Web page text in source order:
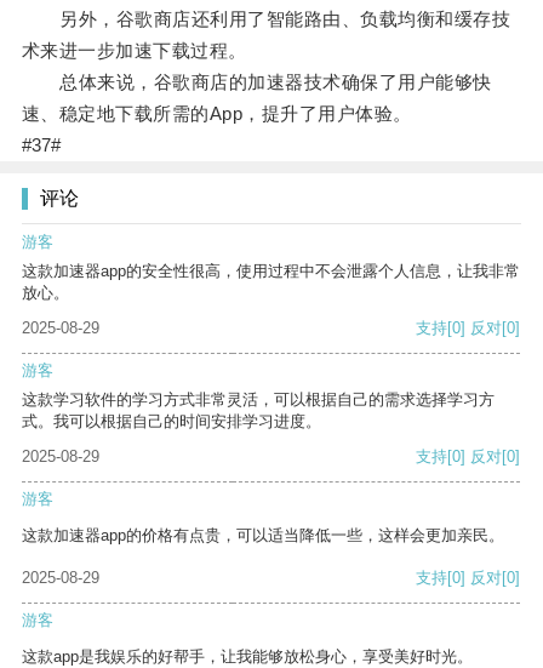
另外，谷歌商店还利用了智能路由、负载均衡和缓存技
术来进一步加速下载过程。
总体来说，谷歌商店的加速器技术确保了用户能够快
速、稳定地下载所需的App，提升了用户体验。
#37#
评论
游客
这款加速器app的安全性很高，使用过程中不会泄露个人信息，让我非常
放心。
2025-08-29
支持[0] 反对[0]
游客
这款学习软件的学习方式非常灵活，可以根据自己的需求选择学习方
式。我可以根据自己的时间安排学习进度。
2025-08-29
支持[0] 反对[0]
游客
这款加速器app的价格有点贵，可以适当降低一些，这样会更加亲民。
2025-08-29 支持[0] 反对[0]
游客
这款app是我娱乐的好帮手，让我能够放松身心，享受美好时光。